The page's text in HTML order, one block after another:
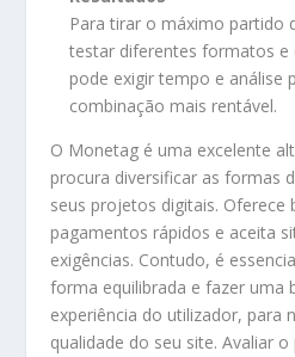
Para tirar o máximo partido
testar diferentes formatos e
pode exigir tempo e análise
combinação mais rentável.
O Monetag é uma excelente
procura diversificar as formas
seus projetos digitais. Oferece
pagamentos rápidos e aceita
exigências. Contudo, é
forma equilibrada e fazer uma
experiência do utilizador, para
qualidade do seu site. Avaliar